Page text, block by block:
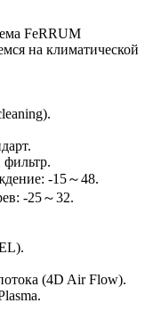
FeRRUM
на климатической
-15～48.
-25～32.
(4D Air Flow).